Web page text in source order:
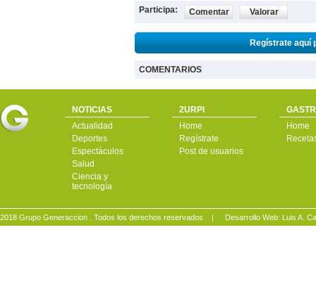
Participa: Comentar Valorar
Regístrate aquí
COMENTARIOS
NOTICIAS
Actualidad
Deportes
Espectáculos
Salud
Ciencia y
tecnología
2URPI
Home
Regístrate
Post de usuarios
Home
2018 Grupo Generaccion . Todos los derechos reservados | Desarrollo Web: Luis